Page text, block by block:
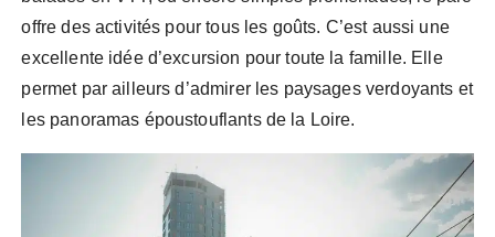
offre des activités pour tous les goûts. C’est aussi une
excellente idée d’excursion pour toute la famille. Elle
permet par ailleurs d’admirer les paysages verdoyants et
les panoramas époustouflants de la Loire.